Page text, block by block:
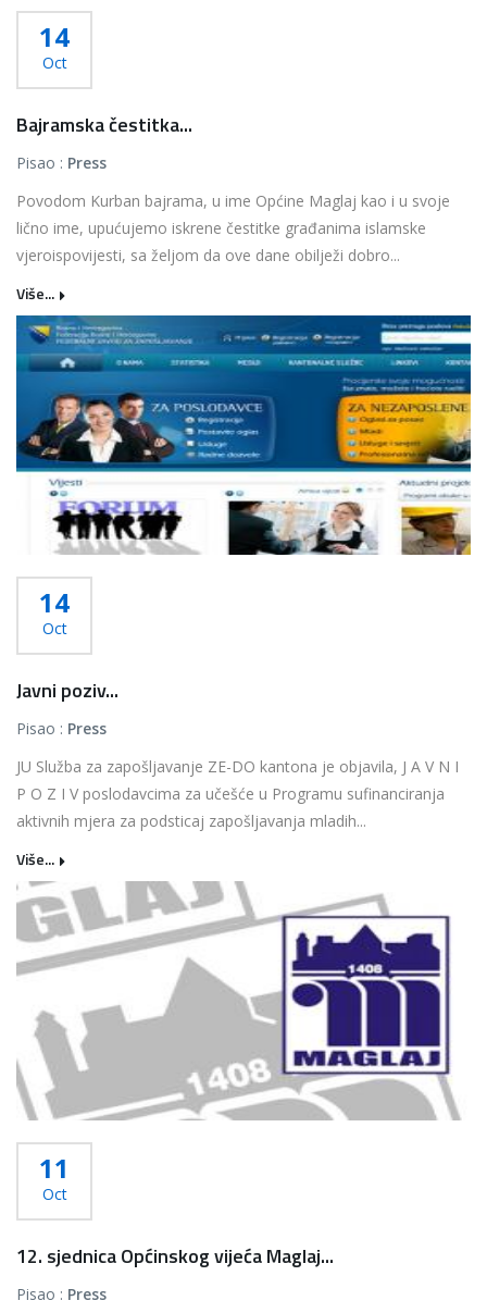
14
Oct
Bajramska čestitka...
Pisao : Press
Povodom Kurban bajrama, u ime Općine Maglaj kao i u svoje
lično ime, upućujemo iskrene čestitke građanima islamske
vjeroispovijesti, sa željom da ove dane obilježi dobro...
Više...
14
Oct
Javni poziv...
Pisao : Press
JU Služba za zapošljavanje ZE-DO kantona je objavila, J A V N I
P O Z I V poslodavcima za učešće u Programu sufinanciranja
aktivnih mjera za podsticaj zapošljavanja mladih...
Više...
11
Oct
12. sjednica Općinskog vijeća Maglaj...
Pisao : Press